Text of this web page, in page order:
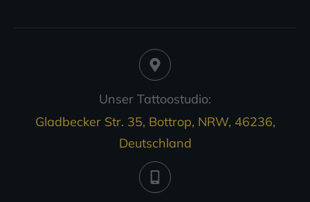
Unser Tattoostudio:
Gladbecker Str. 35, Bottrop, NRW, 46236,
Deutschland